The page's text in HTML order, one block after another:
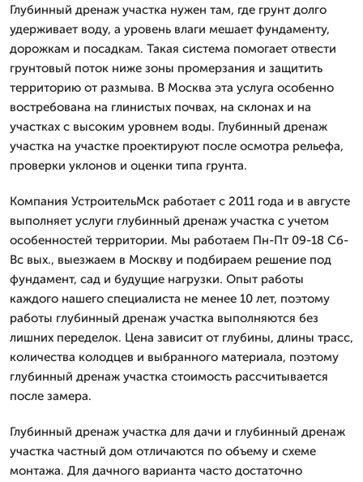
Глубинный дренаж участка нужен там, где грунт долго
удерживает воду, а уровень влаги мешает фундаменту,
дорожкам и посадкам. Такая система помогает отвести
грунтовый поток ниже зоны промерзания и защитить
территорию от размыва. В Москва эта услуга особенно
востребована на глинистых почвах, на склонах и на
участках с высоким уровнем воды. Глубинный дренаж
участка на участке проектируют после осмотра рельефа,
проверки уклонов и оценки типа грунта.
Компания УстроительМск работает с 2011 года и в августе
выполняет услуги глубинный дренаж участка с учетом
особенностей территории. Мы работаем Пн-Пт 09-18 Сб-
Вс вых., выезжаем в Москву и подбираем решение под
фундамент, сад и будущие нагрузки. Опыт работы
каждого нашего специалиста не менее 10 лет, поэтому
работы глубинный дренаж участка выполняются без
лишних переделок. Цена зависит от глубины, длины трасс,
количества колодцев и выбранного материала, поэтому
глубинный дренаж участка стоимость рассчитывается
после замера.
Глубинный дренаж участка для дачи и глубинный дренаж
участка частный дом отличаются по объему и схеме
монтажа. Для дачного варианта часто достаточно